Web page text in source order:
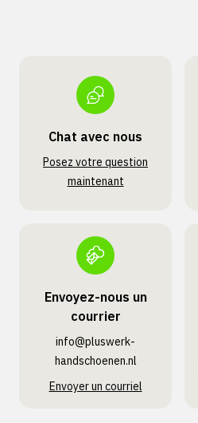
Chat avec nous
Posez votre question
maintenant
Envoyez-nous un
courrier
info@pluswerk­
handschoenen.nl
Envoyer un courriel